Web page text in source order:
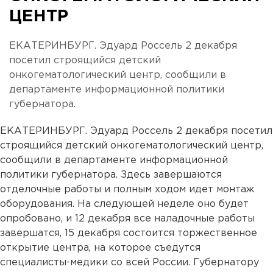
ЦЕНТР
ЕКАТЕРИНБУРГ. Эдуард Россель 2 декабря
посетил строящийся детский
онкогематологический центр, сообщили в
департаменте информационной политики
губернатора.
ЕКАТЕРИНБУРГ. Эдуард Россель 2 декабря посетил
строящийся детский онкогематологический центр,
сообщили в департаменте информационной
политики губернатора. Здесь завершаются
отделочные работы и полным ходом идет монтаж
оборудования. На следующей неделе оно будет
опробовано, и 12 декабря все наладочные работы
завершатся, 15 декабря состоится торжественное
открытие центра, на которое съедутся
специалисты-медики со всей России. Губернатору